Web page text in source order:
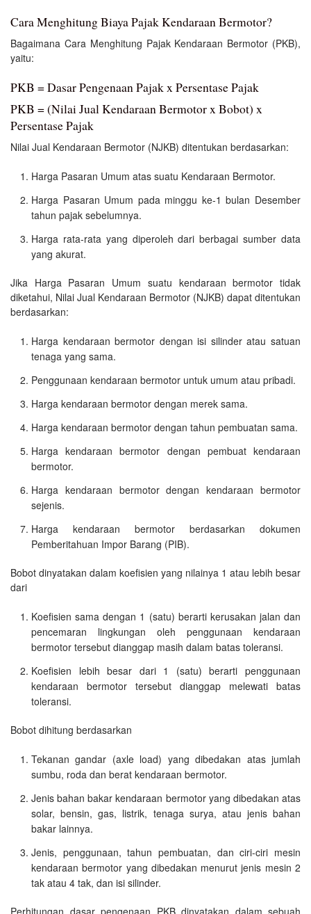
Cara Menghitung Biaya Pajak Kendaraan Bermotor?
Bagaimana Cara Menghitung Pajak Kendaraan Bermotor (PKB),
yaitu:
PKB = Dasar Pengenaan Pajak x Persentase Pajak
PKB = (Nilai Jual Kendaraan Bermotor x Bobot) x
Persentase Pajak
Nilai Jual Kendaraan Bermotor (NJKB) ditentukan berdasarkan:
Harga Pasaran Umum atas suatu Kendaraan Bermotor.
Harga Pasaran Umum pada minggu ke-1 bulan Desember
tahun pajak sebelumnya.
Harga rata-rata yang diperoleh dari berbagai sumber data
yang akurat.
Jika Harga Pasaran Umum suatu kendaraan bermotor tidak
diketahui, Nilai Jual Kendaraan Bermotor (NJKB) dapat ditentukan
berdasarkan:
Harga kendaraan bermotor dengan isi silinder atau satuan
tenaga yang sama.
Penggunaan kendaraan bermotor untuk umum atau pribadi.
Harga kendaraan bermotor dengan merek sama.
Harga kendaraan bermotor dengan tahun pembuatan sama.
Harga kendaraan bermotor dengan pembuat kendaraan
bermotor.
Harga kendaraan bermotor dengan kendaraan bermotor
sejenis.
Harga kendaraan bermotor berdasarkan dokumen
Pemberitahuan Impor Barang (PIB).
Bobot dinyatakan dalam koefisien yang nilainya 1 atau lebih besar
dari
Koefisien sama dengan 1 (satu) berarti kerusakan jalan dan
pencemaran lingkungan oleh penggunaan kendaraan
bermotor tersebut dianggap masih dalam batas toleransi.
Koefisien lebih besar dari 1 (satu) berarti penggunaan
kendaraan bermotor tersebut dianggap melewati batas
toleransi.
Bobot dihitung berdasarkan
Tekanan gandar (axle load) yang dibedakan atas jumlah
sumbu, roda dan berat kendaraan bermotor.
Jenis bahan bakar kendaraan bermotor yang dibedakan atas
solar, bensin, gas, listrik, tenaga surya, atau jenis bahan
bakar lainnya.
Jenis, penggunaan, tahun pembuatan, dan ciri-ciri mesin
kendaraan bermotor yang dibedakan menurut jenis mesin 2
tak atau 4 tak, dan isi silinder.